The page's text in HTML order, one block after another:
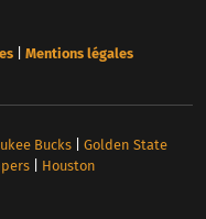
| Mentions légales
Bucks| Golden State
| Houston